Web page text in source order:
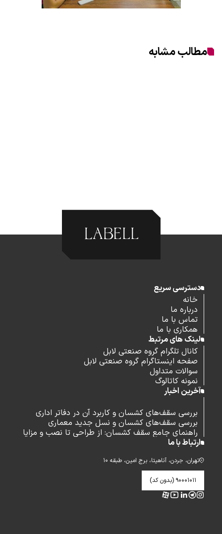
مطالب مشابه
دسترسی سریع
خانه
درباره ما
تماس با ما
همکاری با ما
لینک های مرتبط
کانال تلگرام گروه صنعتی لابل
صفحه اینستاگرام گروه صنعتی لابل
سوالات متداول
نمونه کاتالوگ
آخرین اخبار
بررسی سقف‌های کشسان و کاربرد آن در دفاتر اداری
بررسی سقف‌های کشسان و نسل جدید معماری
راهنمای جامع سقف کشسان: از طراحی تا نصب و مزایا
ارتباط با ما
تهران، جردن، آناهیتا، برج امین، طبقه ۱۰
۹۰۰۰۱۰۱۱ (بدون کد)